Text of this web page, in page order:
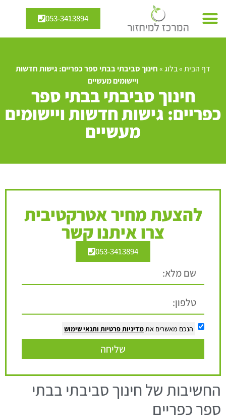
053-3413894
דף הבית»בלוג»חינוך סביבתי בבתי ספר כפריים: גישות חדשות
ויישומים מעשיים
חינוך סביבתי בבתי ספר
כפריים: גישות חדשות ויישומים
מעשיים
להצעת מחיר אטרקטיבית
צרו איתנו קשר
053-3413894
הנכם מאשרים את מדיניות פרטיות ותנאי שימוש
שליחה
החשיבות של חינוך סביבתי בבתי
ספר כפריים